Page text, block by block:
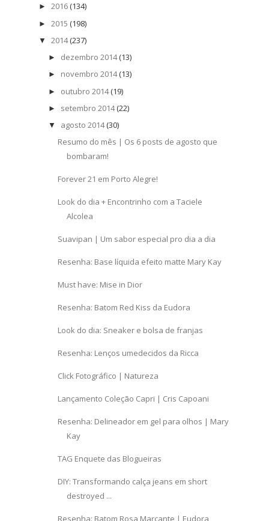
► 2016 (134)
► 2015 (198)
▼ 2014 (237)
► dezembro 2014 (13)
► novembro 2014 (13)
► outubro 2014 (19)
► setembro 2014 (22)
▼ agosto 2014 (30)
Resumo do mês | Os 6 posts de agosto que
bombaram!
Forever 21 em Porto Alegre!
Look do dia + Encontrinho com a Taciele
Alcolea
Suavipan | Um sabor especial pro dia a dia
Resenha: Base líquida efeito matte Mary Kay
Must have: Mise in Dior
Resenha: Batom Red Kiss da Eudora
Look do dia: Sneaker e bolsa de franjas
Resenha: Lenços umedecidos da Ricca
Click Fotográfico | Natureza
Lançamento Coleção Capri | Cris Capoani
Resenha: Delineador em gel para olhos | Mary
Kay
TAG Enquete das Blogueiras
DIY: Transformando calça jeans em short
destroyed ...
Resenha: Batom Rosa Marcante | Eudora